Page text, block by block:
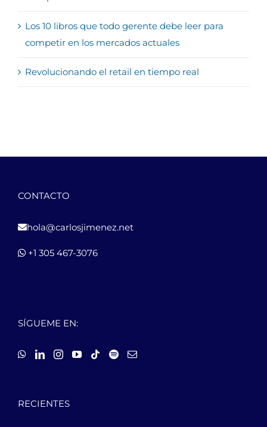
Los 10 libros que todo gerente debe leer para
competir en los mercados actuales
Revolucionando el retail en tiempo real
CONTACTO
hola@carlosjimenez.net
+1 305 467-3076
SÍGUEME EN:
RECIENTES